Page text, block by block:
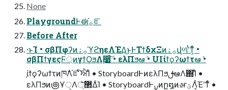
None
PlaygroundͰಈ࡞֬ೝ
Before After
·ͱΊ • σβΠφʔͷ࡞ۀϓϩηεΛΈΔ͜ͱͰΤϯδχΞͷ࡞ۀվળʹͭͳ͕ͬͨ •
σβΠϯγεςϜ্ͷγϯϘϧΛ࣮૷ͨ͠ • ελΠϧఆٛ • UIίϯϙʔωϯτఆٛ •
֤ίϯϙʔωϯτͷཁ݅Λ֬ೝͭͭ͠ਐΊͨ • StoryboardͰͷελΠϧࢦఆΛ΍Ίͨ •
ελΠϧͷ౷ҰੑΛ޲্ͤ͞ΔͨΊ • StoryboardͰ࣮ࡍͷը໘ͷงғؾΛ͔ͭΈʹ͘͘ͳͬͨ •